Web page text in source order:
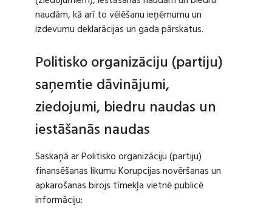
naudām, kā arī to vēlēšanu ieņēmumu un
izdevumu deklarācijas un gada pārskatus.
Politisko organizāciju (partiju)
saņemtie dāvinājumi,
ziedojumi, biedru naudas un
iestāšanās naudas
Saskaņā ar Politisko organizāciju (partiju)
finansēšanas likumu Korupcijas novēršanas un
apkarošanas birojs tīmekļa vietnē publicē
informāciju: